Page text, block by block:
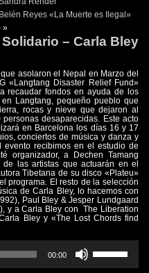
Reyes «La Muerte es Ilegal»
»
– Carla Bley
asolaron el Nepal en Marzo del
«Langtang Disaster Relief Fund»
recaudar fondos en ayuda de los
Langtang, pequeño pueblo que
rocas y nieve que dejaron al
desaparecidas. Este acto
en Barcelona los días 16 y 17
conciertos de música y danza y
evento recibimos en el estudio de
organizador, a Dechen Tamang
las artistas que actuarán en el
Tibetana de su disco «Plateu»
programa. El resto de la selección
de Carla Bley, lo hacemos con
Paul Bley & Jesper Lundgaard
y a Carla Bley con The Liberation
Bley y «The Lost Chords find
00:00
las